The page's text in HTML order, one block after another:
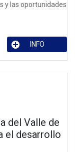
y las oportunidades
INFO
del Valle de
el desarrollo